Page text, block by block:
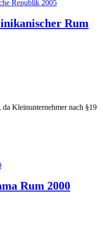
Rum
Kleinunternehmer nach §19
Rum 2000